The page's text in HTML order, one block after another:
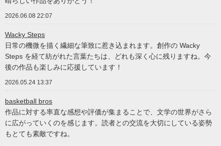
2026.06.08 22:07
Wacky Steps
日常の機微を描く繊細な筆致に惹き込まれます。創作の Wacky
Steps を経て紡がれた言葉たちは、どれも深く心に残りますね。今
後の作品も楽しみに応援しています！
2026.05.24 13:37
basketball bros
作品に対する率直な感想や評価が集まることで、文学の世界がさら
に広がっていくのを感じます。読者との交流を大切にしている姿勢
もとても素敵ですね。